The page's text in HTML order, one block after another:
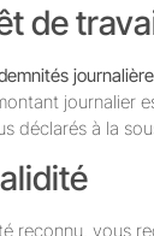
de
journalier
déclarés à la
reconnu, vous